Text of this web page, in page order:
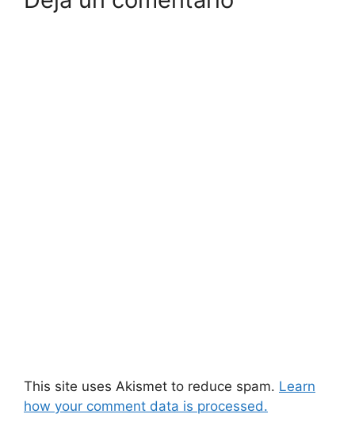
This site uses Akismet to reduce spam. Learn
how your comment data is processed.